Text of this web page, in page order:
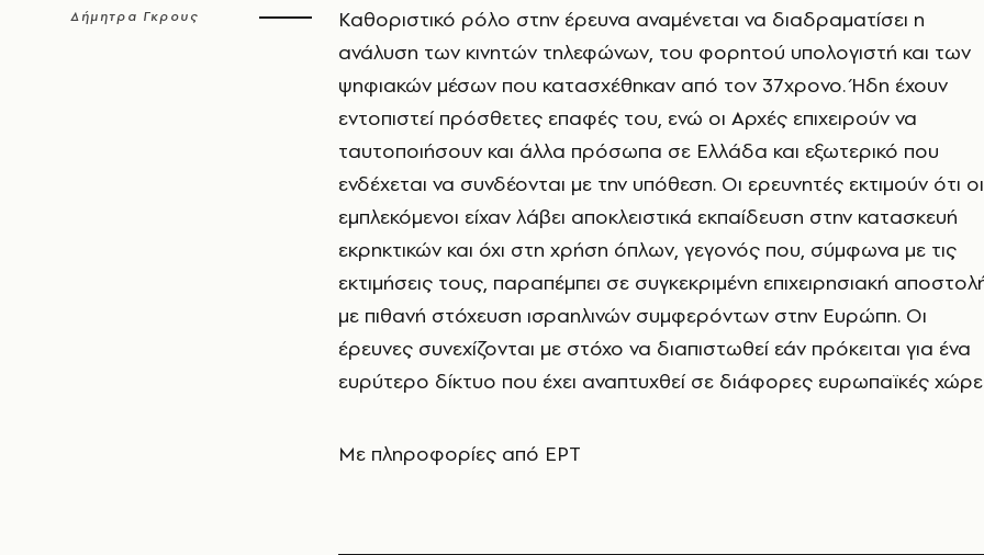
Δήμητρα Γκρους
Καθοριστικό ρόλο στην έρευνα αναμένεται να διαδραματίσει η
ανάλυση των κινητών τηλεφώνων, του φορητού υπολογιστή και των
ψηφιακών μέσων που κατασχέθηκαν από τον 37χρονο. Ήδη έχουν
εντοπιστεί πρόσθετες επαφές του, ενώ οι Αρχές επιχειρούν να
ταυτοποιήσουν και άλλα πρόσωπα σε Ελλάδα και εξωτερικό που
ενδέχεται να συνδέονται με την υπόθεση. Οι ερευνητές εκτιμούν ότι οι
εμπλεκόμενοι είχαν λάβει αποκλειστικά εκπαίδευση στην κατασκευή
εκρηκτικών και όχι στη χρήση όπλων, γεγονός που, σύμφωνα με τις
εκτιμήσεις τους, παραπέμπει σε συγκεκριμένη επιχειρησιακή
με πιθανή στόχευση ισραηλινών συμφερόντων στην Ευρώπη. Οι
έρευνες συνεχίζονται με στόχο να διαπιστωθεί εάν πρόκειται για ένα
ευρύτερο δίκτυο που έχει αναπτυχθεί σε διάφορες ευρωπαϊκές
Με πληροφορίες από ΕΡΤ